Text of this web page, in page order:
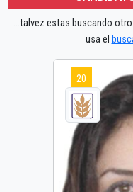
...talvez estas buscando
usa el
20